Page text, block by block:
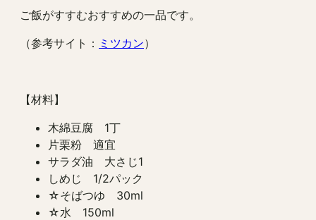
ご飯がすすむおすすめの一品です。
（参考サイト： ミツカン）
【材料】
木綿豆腐 1丁
片栗粉 適宜
サラダ油 大さじ1
しめじ 1/2パック
☆そばつゆ 30ml
☆水 150ml